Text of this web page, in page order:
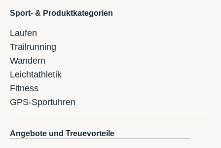
Sport- & Produktkategorien
Laufen
Trailrunning
Wandern
Leichtathletik
Fitness
GPS-Sportuhren
Angebote und Treuevorteile